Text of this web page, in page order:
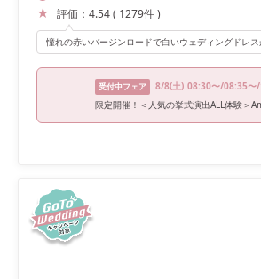
評価： 4.54( 1279件)
受付中フェア 8/8(土) 08:30〜/08:35〜